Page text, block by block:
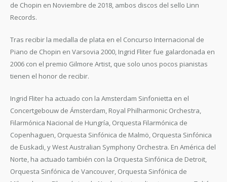
de Chopin en Noviembre de 2018, ambos discos del sello Linn
Records.
Tras recibir la medalla de plata en el Concurso Internacional de
Piano de Chopin en Varsovia 2000, Ingrid Fliter fue galardonada en
2006 con el premio Gilmore Artist, que solo unos pocos pianistas
tienen el honor de recibir.
Ingrid Fliter ha actuado con la Amsterdam Sinfonietta en el
Concertgebouw de Ámsterdam, Royal Philharmonic Orchestra,
Filarmónica Nacional de Hungría, Orquesta Filarmónica de
Copenhaguen, Orquesta Sinfónica de Malmö, Orquesta Sinfónica
de Euskadi, y West Australian Symphony Orchestra. En América del
Norte, ha actuado también con la Orquesta Sinfónica de Detroit,
Orquesta Sinfónica de Vancouver, Orquesta Sinfónica de